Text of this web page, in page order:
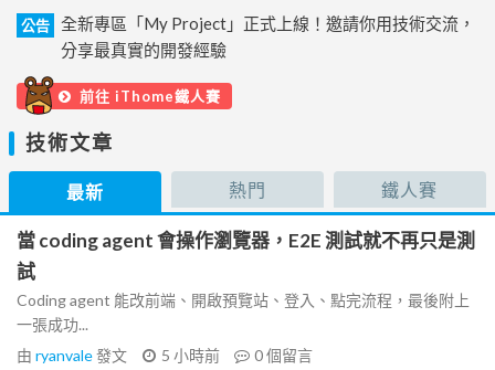
公告
全新專區「My Project」正式上線！邀請你用技術交流，
分享最真實的開發經驗
前往 iThome鐵人賽
技術文章
最新 熱門 鐵人賽
當 coding agent 會操作瀏覽器，E2E 測試就不再只是測
試
Coding agent 能改前端、開啟預覽站、登入、點完流程，最後附上
一張成功...
由 ryanvale發文 5 小時前 0個留言